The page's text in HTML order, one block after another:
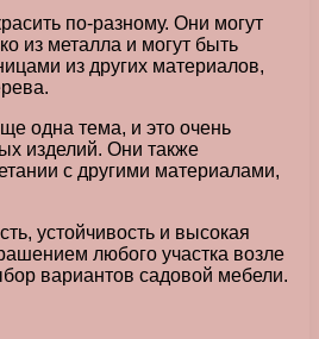
по-разному. Они могут
из металла и могут быть
из других материалов,
одна тема, и это очень
изделий. Они также
с другими материалами,
устойчивость и высокая
любого участка возле
вариантов садовой мебели.